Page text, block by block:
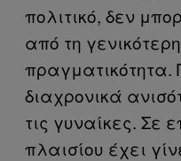
πολιτικό, δεν
από τη
διαχρονικά
τις γυναίκες. Σε
πλαισίου έχει